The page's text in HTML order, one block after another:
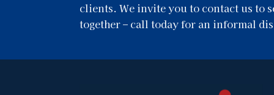
clients. We invite you to contact us to
together – call today for an informal